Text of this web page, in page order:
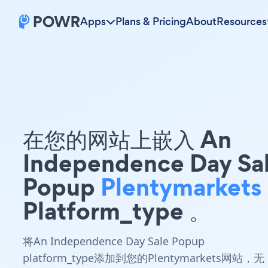
Apps Plans & PricingAboutResources
在您的网站上嵌入 An
Independence Day
Popup Plentymarkets
Platform_type 。
将An Independence Day Sale Popup
platform_type添加到您的Plentymarkets网站，无